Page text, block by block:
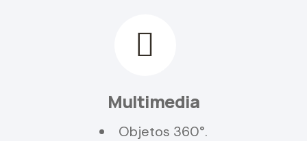
Multimedia
Objetos 360°.